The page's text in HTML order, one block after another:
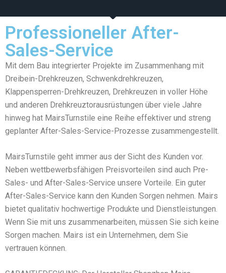
Professioneller After-
Sales-Service
Mit dem Bau integrierter Projekte im Zusammenhang mit
Dreibein-Drehkreuzen, Schwenkdrehkreuzen,
Klappensperren-Drehkreuzen, Drehkreuzen in voller Höhe
und anderen Drehkreuztorausrüstungen über viele Jahre
hinweg hat MairsTurnstile eine Reihe effektiver und streng
geplanter After-Sales-Service-Prozesse zusammengestellt.
MairsTurnstile geht immer aus der Sicht des Kunden vor.
Neben wettbewerbsfähigen Preisvorteilen sind auch Pre-
Sales- und After-Sales-Service unsere Vorteile. Ein guter
After-Sales-Service kann den Kunden Sorgen nehmen. Mairs
bietet qualitativ hochwertige Produkte und Dienstleistungen.
Wenn Sie mit uns zusammenarbeiten, müssen Sie sich keine
Sorgen machen. Mairs ist ein Unternehmen, dem Sie
vertrauen können.